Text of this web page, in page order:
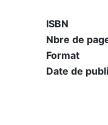
ISBN
Nbre de
Format
Date de